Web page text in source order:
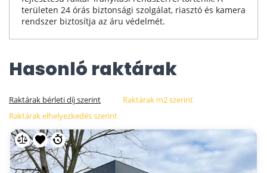
területen 24 órás biztonsági szolgálat, riasztó és kamera
rendszer biztosítja az áru védelmét.
Hasonló raktárak
Raktárak bérleti díj szerint
Raktárak m2 szerint
Raktárak elhelyezkedés szerint